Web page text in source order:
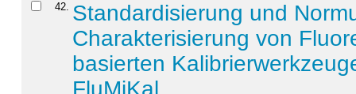
42. Standardisierung und
Charakterisierung von
basierten
FluMiKal